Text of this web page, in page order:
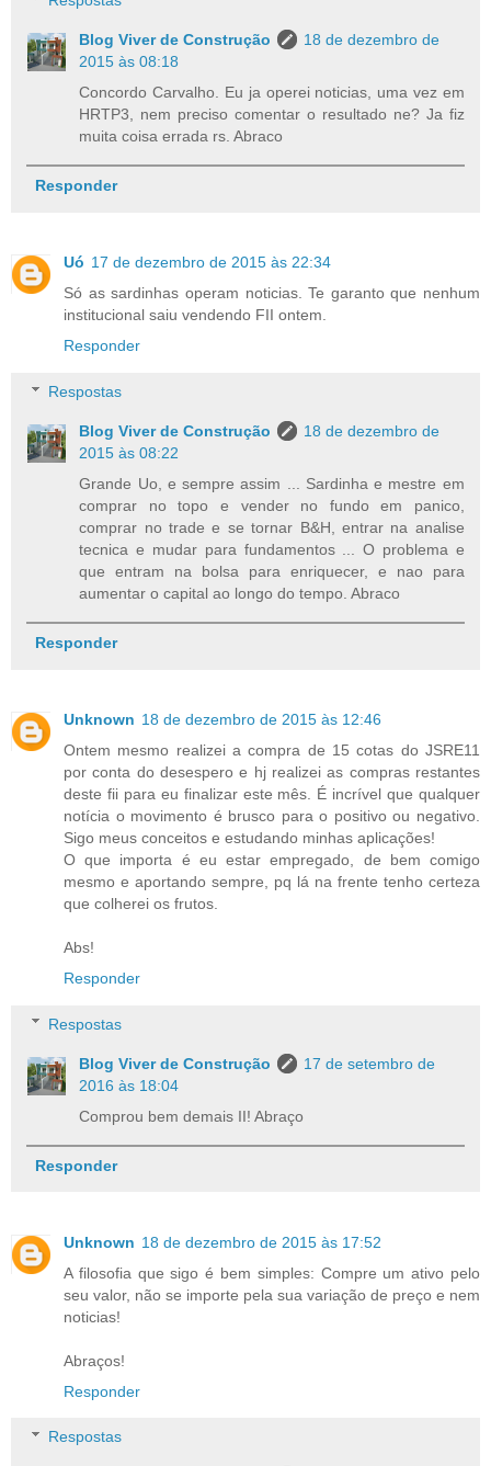
Blog Viver de Construção
18 de dezembro de
2015 às 08:18
Concordo Carvalho. Eu ja operei noticias, uma vez em
HRTP3, nem preciso comentar o resultado ne? Ja fiz
muita coisa errada rs. Abraco
Responder
Uó 17 de dezembro de 2015 às 22:34
Só as sardinhas operam noticias. Te garanto que nenhum
institucional saiu vendendo FII ontem.
Responder
Respostas
Blog Viver de Construção
18 de dezembro de
2015 às 08:22
Grande Uo, e sempre assim ... Sardinha e mestre em
comprar no topo e vender no fundo em panico,
comprar no trade e se tornar B&H, entrar na analise
tecnica e mudar para fundamentos ... O problema e
que entram na bolsa para enriquecer, e nao para
aumentar o capital ao longo do tempo. Abraco
Responder
Unknown 18 de dezembro de 2015 às 12:46
Ontem mesmo realizei a compra de 15 cotas do JSRE11
por conta do desespero e hj realizei as compras restantes
deste fii para eu finalizar este mês. É incrível que qualquer
notícia o movimento é brusco para o positivo ou negativo.
Sigo meus conceitos e estudando minhas aplicações!
O que importa é eu estar empregado, de bem comigo
mesmo e aportando sempre, pq lá na frente tenho certeza
que colherei os frutos.
Abs!
Responder
Respostas
Blog Viver de Construção
17 de setembro de
2016 às 18:04
Comprou bem demais II! Abraço
Responder
Unknown 18 de dezembro de 2015 às 17:52
A filosofia que sigo é bem simples: Compre um ativo pelo
seu valor, não se importe pela sua variação de preço e nem
noticias!
Abraços!
Responder
Respostas